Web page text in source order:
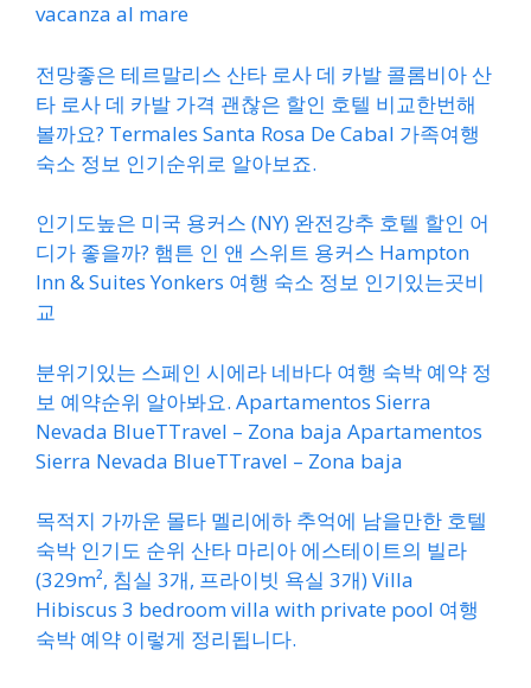
vacanza al mare
전망좋은 테르말리스 산타 로사 데 카발 콜롬비아 산
타 로사 데 카발 가격 괜찮은 할인 호텔 비교한번해
볼까요? Termales Santa Rosa De Cabal 가족여행
숙소 정보 인기순위로 알아보죠.
인기도높은 미국 용커스 (NY) 완전강추 호텔 할인 어
디가 좋을까? 햄튼 인 앤 스위트 용커스 Hampton
Inn & Suites Yonkers 여행 숙소 정보 인기있는곳비
교
분위기있는 스페인 시에라 네바다 여행 숙박 예약 정
보 예약순위 알아봐요. Apartamentos Sierra
Nevada BlueTTravel – Zona baja Apartamentos
Sierra Nevada BlueTTravel – Zona baja
목적지 가까운 몰타 멜리에하 추억에 남을만한 호텔
숙박 인기도 순위 산타 마리아 에스테이트의 빌라
(329m², 침실 3개, 프라이빗 욕실 3개) Villa
Hibiscus 3 bedroom villa with private pool 여행
숙박 예약 이렇게 정리됩니다.